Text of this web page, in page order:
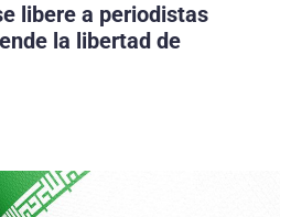
libere a periodistas
la libertad de